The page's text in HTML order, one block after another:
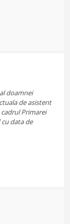
doamnei
de asistent
Primarei
data de